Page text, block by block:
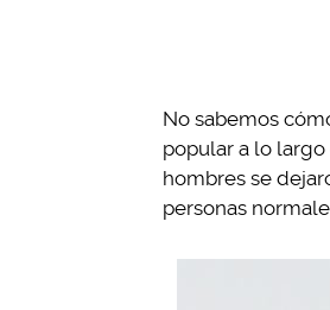
No sabemos
popular a lo
hombres se
personas